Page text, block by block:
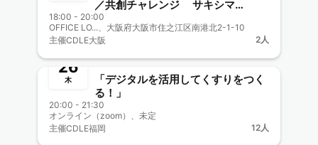
／共創チャレンジ サキシマ
meets！に参加しよう 【CDLE大
阪Meetup#23】
18:00 - 20:00
OFFICE LO...、大阪府大阪市住之江区南港北2-1-10
主催CDLE大阪 2人
終了
26
木
「デジタルを活用してくすりをつく
る！」
20:00 - 21:30
オンライン（zoom）、未定
主催CDLE福岡 12人
終了